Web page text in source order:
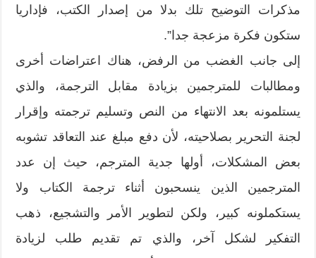
مذكرات التوضيح تلك بدلا من إصدار الكتب،‮ ‬فإداريا
ستكون فكرة مزعجة جدا‮”.‬
إلى جانب الغضب من الرفض،‮ ‬هناك اعتراضات أخرى
ومطالبات للمترجمين بزيادة مقابل الترجمة،‮ ‬والذي
يستلمونه بعد الانتهاء من النص وتسليم ترجمته وإقرار
لجنة التحرير بصلاحيته،‮ ‬لأن دفع مبلغ‮ ‬عند التعاقد تشوبه
بعض المشكلات،‮ ‬أولها جدية المترجم،‮ ‬حيث إن عدد
المترجمين الذين ينسحبون أثناء ترجمة الكتاب ولا
يستكملونه كبير،‮ ‬ولكن لتطوير الأمر والتشجيع،‮ ‬ذهب
التفكير لشكل آخر،‮ ‬والذي تم تقديم طلب لزيادة